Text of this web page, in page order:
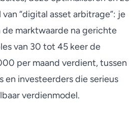
“digital asset arbitrage”: je
marktwaarde na gerichte
van 30 tot 45 keer de
per maand verdient, tussen
investeerders die serieus
verdienmodel.